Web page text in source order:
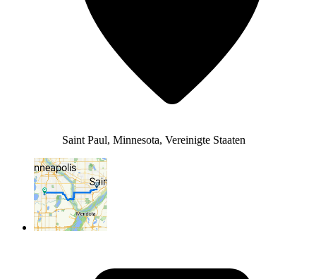
Saint Paul, Minnesota, Vereinigte Staaten